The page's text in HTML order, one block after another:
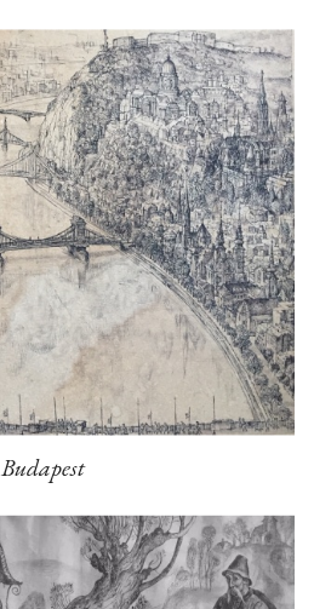
Budapest